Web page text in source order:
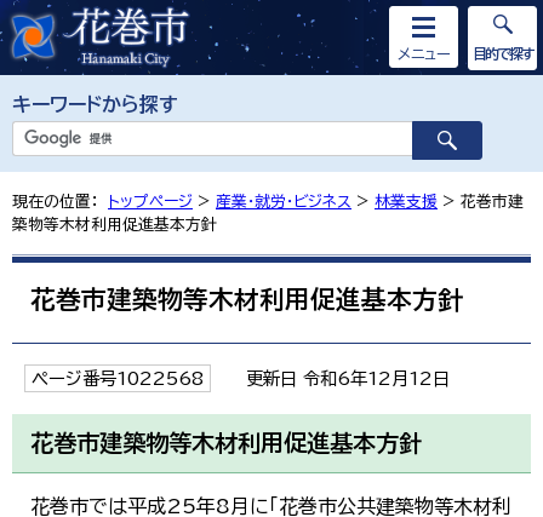
キーワードから探す
メニュー 目的で探す
現在の位置： トップページ > 産業・就労・ビジネス > 林業支援 > 花巻市建
築物等木材利用促進基本方針
花巻市建築物等木材利用促進基本方針
ページ番号1022568 更新日 令和6年12月12日
花巻市建築物等木材利用促進基本方針
花巻市では平成25年8月に「花巻市公共建築物等木材利